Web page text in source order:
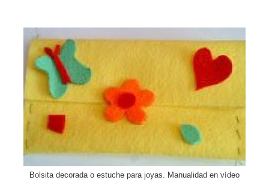
Bolsita decorada o estuche para joyas. Manualidad en vídeo